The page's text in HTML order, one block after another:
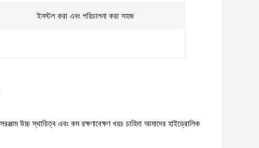
ইনস্টল করা এবং পরিচালনা করা সহজ
উচ্চ স্থায়িত্ব এবং কম রক্ষণাবেক্ষণ খরচ চাহিদা আমাদের হাইড্রোলিক